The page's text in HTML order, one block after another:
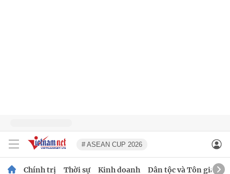
# ASEAN CUP 2026
Chính trị Thời sự Kinh doanh Dân tộc và Tôn giáo